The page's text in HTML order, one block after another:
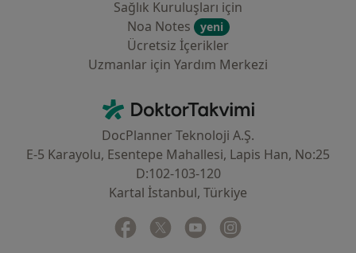
Sağlık Kuruluşları için
Noa Notes
yeni
Ücretsiz İçerikler
Uzmanlar için Yardım Merkezi
DoktorTakvimi - Ana Sayfa
DocPlanner Teknoloji A.Ş.
E-5 Karayolu, Esentepe Mahallesi, Lapis Han, No:25
D:102-103-120
Kartal İstanbul, Türkiye
Facebook
yeni bir sekmede açılır
Twitter
yeni bir sekmede açılır
Youtube
yeni bir sekmede açılır